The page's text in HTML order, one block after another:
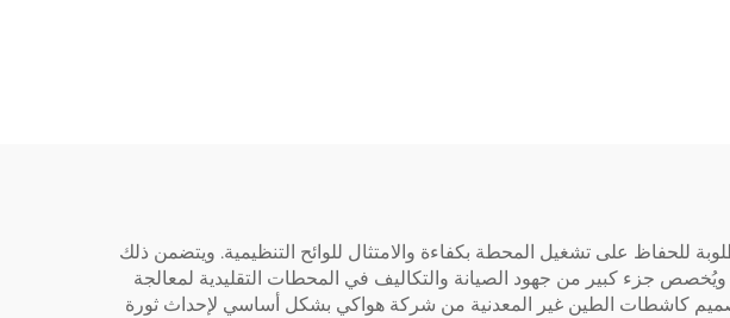
للحفاظ على تشغيل المحطة بكفاءة والامتثال للوائح التنظيمية. ويتضمن ذلك
ويُخصص جزء كبير من جهود الصيانة والتكاليف في المحطات التقليدية لمعالجة
كاشطات الطين غير المعدنية من شركة هواكي بشكل أساسي لإحداث ثورة